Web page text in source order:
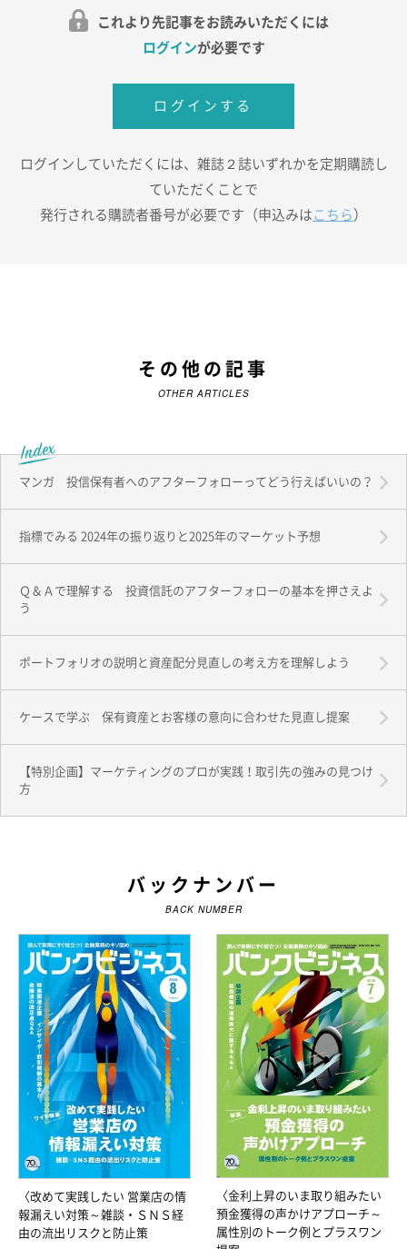
これより先記事をお読みいただくには
ログインが必要です
ログインする
ログインしていただくには、雑誌２誌いずれかを定期購読し
ていただくことで
発行される購読者番号が必要です（申込みは こちら ）
その他の記事
OTHER ARTICLES
マンガ 投信保有者へのアフターフォローってどう行えばいいの？
指標でみる 2024年の振り返りと2025年のマーケット予想
Ｑ＆Ａで理解する 投資信託のアフターフォローの基本を押さえよ
う
ポートフォリオの説明と資産配分見直しの考え方を理解しよう
ケースで学ぶ 保有資産とお客様の意向に合わせた見直し提案
【特別企画】マーケティングのプロが実践！取引先の強みの見つけ
方
バックナンバー
BACK NUMBER
〈改めて実践したい 営業店の情
報漏えい対策～雑談・ＳＮＳ経
由の流出リスクと防止策
〈金利上昇のいま取り組みたい
預金獲得の声かけアプローチ～
属性別のトーク例とプラスワン